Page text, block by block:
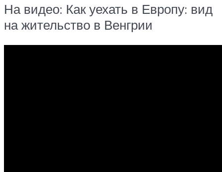
На видео: Как уехать в Европу: вид
на жительство в Венгрии